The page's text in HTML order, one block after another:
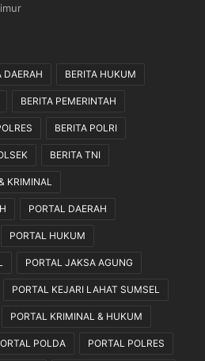
DAERAH BERITA HUKUM
BERITA PEMERINTAH
BERITA POLRI
BERITA TNI
KRIMINAL
PORTAL DAERAH
PORTAL HUKUM
PORTAL JAKSA AGUNG
PORTAL KEJARI LAHAT SUMSEL
PORTAL KRIMINAL & HUKUM
POLDA PORTAL POLRES